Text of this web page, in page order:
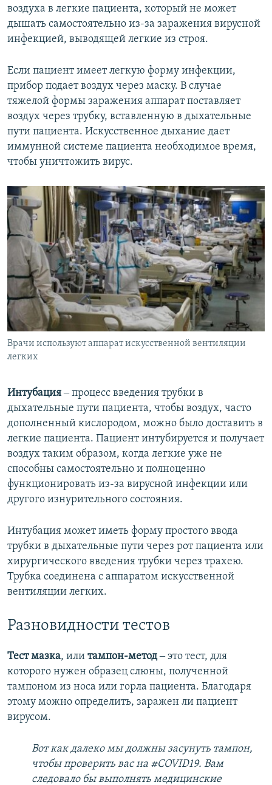
воздуха в легкие пациента, который не может
дышать самостоятельно из-за заражения вирусной
инфекцией, выводящей легкие из строя.
Если пациент имеет легкую форму инфекции,
прибор подает воздух через маску. В случае
тяжелой формы заражения аппарат поставляет
воздух через трубку, вставленную в дыхательные
пути пациента. Искусственное дыхание дает
иммунной системе пациента необходимое время,
чтобы уничтожить вирус.
Врачи используют аппарат искусственной вентиляции
легких
Интубация‒ процесс введения трубки в
дыхательные пути пациента, чтобы воздух, часто
дополненный кислородом, можно было доставить в
легкие пациента. Пациент интубируется и получает
воздух таким образом, когда легкие уже не
способны самостоятельно и полноценно
функционировать из-за вирусной инфекции или
другого изнурительного состояния.
Интубация может иметь форму простого ввода
трубки в дыхательные пути через рот пациента или
хирургического введения трубки через трахею.
Трубка соединена с аппаратом искусственной
вентиляции легких.
Разновидности тестов
Тест мазка, или тампон-метод‒ это тест, для
которого нужен образец слюны, полученной
тампоном из носа или горла пациента. Благодаря
этому можно определить, заражен ли пациент
вирусом.
Вот как далеко мы должны засунуть тампон,
чтобы проверить вас на #COVID19. Вам
следовало бы выполнять медицинские